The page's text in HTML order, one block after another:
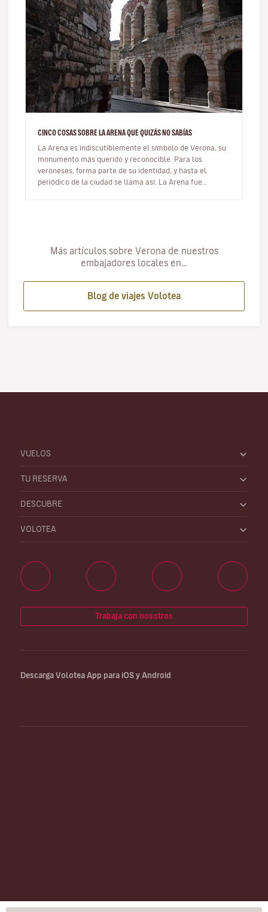
CINCO COSAS SOBRE LA ARENA QUE QUIZÁS NO SABÍAS
La Arena es indiscutiblemente el símbolo de Verona, su
monumento más querido y reconocible. Para los
veroneses, forma parte de su identidad, y hasta el
periódico de la ciudad se llama así. La Arena fue
Más artículos sobre Verona de nuestros
embajadores locales en…
Blog de viajes Volotea
VUELOS
TU RESERVA
DESCUBRE
VOLOTEA
Trabaja con nosotros
Descarga Volotea App para iOS y Android